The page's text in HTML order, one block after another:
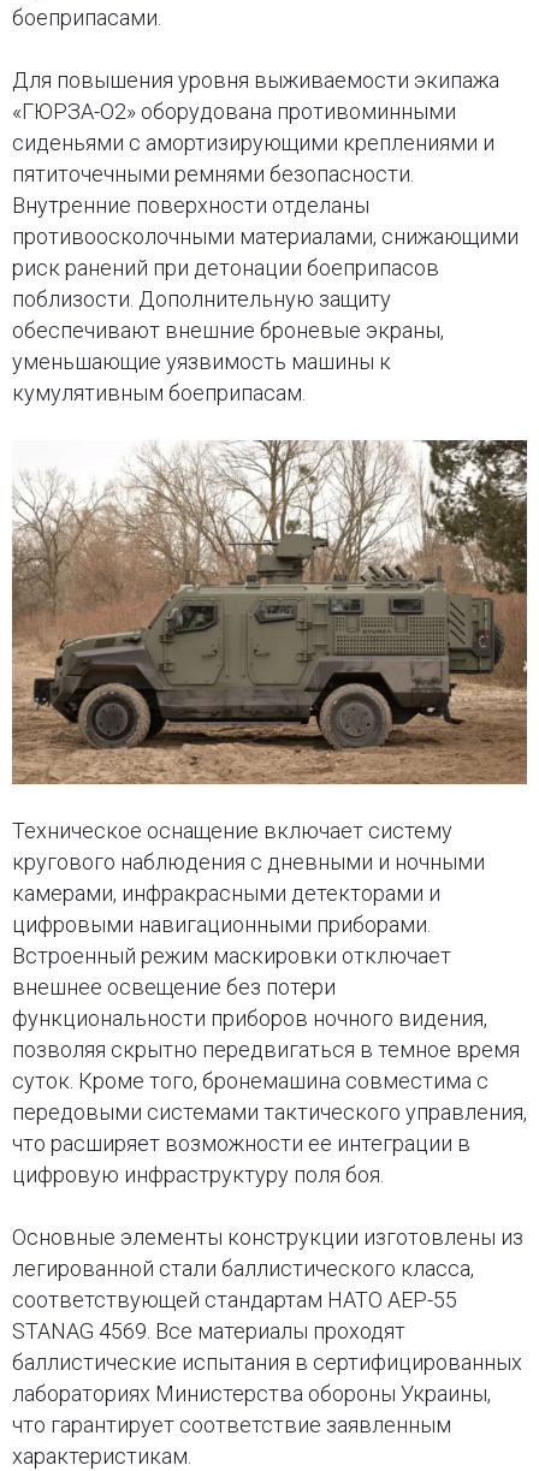
боеприпасами.
Для повышения уровня выживаемости экипажа
«ГЮРЗА-О2» оборудована противоминными
сиденьями с амортизирующими креплениями и
пятиточечными ремнями безопасности.
Внутренние поверхности отделаны
противоосколочными материалами, снижающими
риск ранений при детонации боеприпасов
поблизости. Дополнительную защиту
обеспечивают внешние броневые экраны,
уменьшающие уязвимость машины к
кумулятивным боеприпасам.
Техническое оснащение включает систему
кругового наблюдения с дневными и ночными
камерами, инфракрасными детекторами и
цифровыми навигационными приборами.
Встроенный режим маскировки отключает
внешнее освещение без потери
функциональности приборов ночного видения,
позволяя скрытно передвигаться в темное время
суток. Кроме того, бронемашина совместима с
передовыми системами тактического управления,
что расширяет возможности ее интеграции в
цифровую инфраструктуру поля боя.
Основные элементы конструкции изготовлены из
легированной стали баллистического класса,
соответствующей стандартам НАТО AEP-55
STANAG 4569. Все материалы проходят
баллистические испытания в сертифицированных
лабораториях Министерства обороны Украины,
что гарантирует соответствие заявленным
характеристикам.